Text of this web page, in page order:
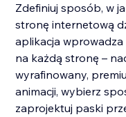
Zdefiniuj sposób, w
stronę internetową
aplikacja wprowadza
na każdą stronę –
wyrafinowany,
animacji, wybierz
zaprojektuj paski